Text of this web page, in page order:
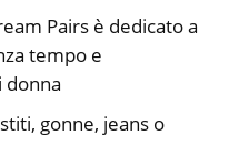
Pairs è dedicato a
tempo e
donna
gonne, jeans o